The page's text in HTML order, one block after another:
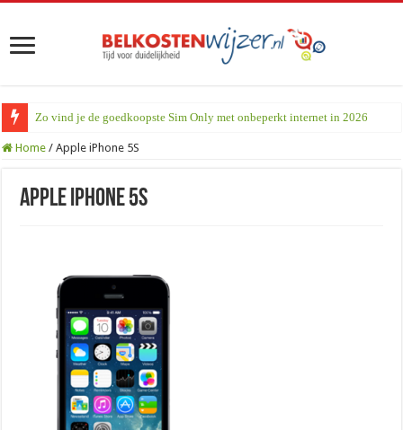
Zo vind je de goedkoopste Sim Only met onbeperkt internet in 2026
Home / Apple iPhone 5S
Apple iPhone 5S